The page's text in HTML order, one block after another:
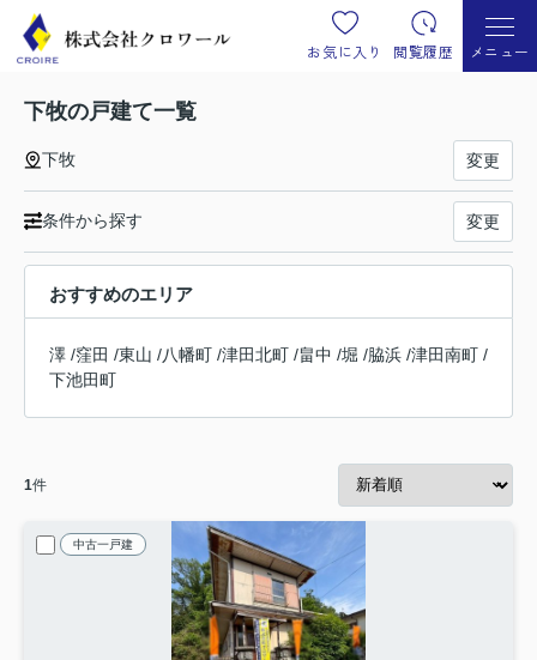
お気に入り 閲覧履歴 メニュー
下牧の戸建て一覧
下牧 変更
条件から探す 変更
おすすめのエリア
澤 /窪田 /東山 /八幡町 /津田北町 /畠中 /堀 /脇浜 /津田南町 /
下池田町
1件
中古一戸建